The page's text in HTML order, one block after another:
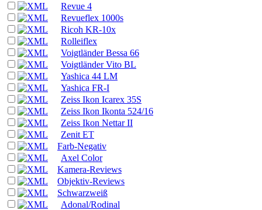
Revue 4
Revueflex 1000s
Ricoh KR-10x
Rolleiflex
Voigtländer Bessa 66
Voigtländer Vito BL
Yashica 44 LM
Yashica FR-I
Zeiss Ikon Icarex 35S
Zeiss Ikon Ikonta 524/16
Zeiss Ikon Nettar II
Zenit ET
Farb-Negativ
Axel Color
Kamera-Reviews
Objektiv-Reviews
Schwarzweiß
Adonal/Rodinal